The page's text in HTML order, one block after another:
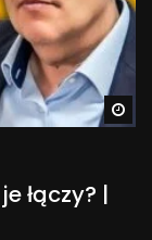
łączy? |